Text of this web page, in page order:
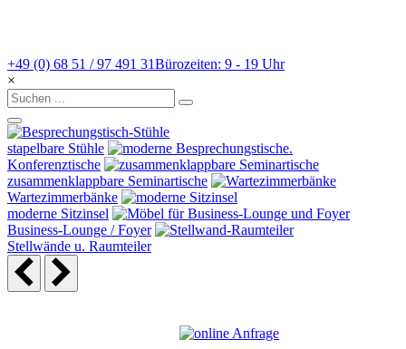
+49 (0) 68 51 / 97 491 31Bürozeiten: 9 - 19 Uhr
×
stapelbare Stühle
Konferenztische
zusammenklappbare Seminartische
Wartezimmerbänke
moderne Sitzinsel
Business-Lounge / Foyer
Stellwände u. Raumteiler